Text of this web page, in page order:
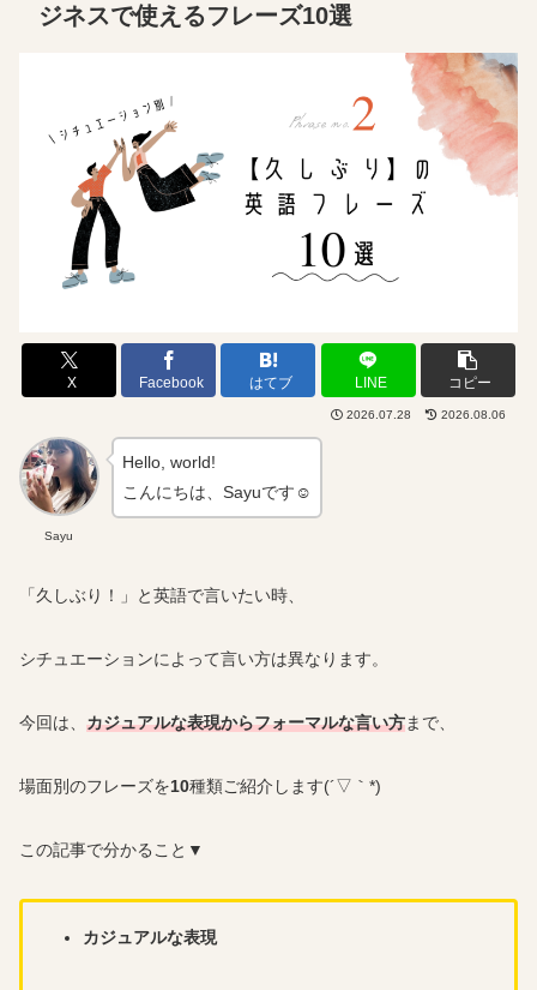
ジネスで使えるフレーズ10選
X Facebook はてブ LINE コピー
2026.07.28 2026.08.06
Sayu
Hello, world!
こんにちは、Sayuです☺
「久しぶり！」と英語で言いたい時、
シチュエーションによって言い方は異なります。
今回は、 カジュアルな表現からフォーマルな言い方まで、
場面別のフレーズを10種類ご紹介します(´▽｀*)
この記事で分かること▼
カジュアルな表現